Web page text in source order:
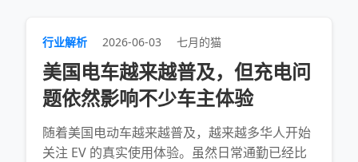
行业解析 2026-06-03 七月的猫
美国电车越来越普及，但充电问
题依然影响不少车主体验
随着美国电动车越来越普及，越来越多华人开始
关注 EV 的真实使用体验。虽然日常通勤已经比